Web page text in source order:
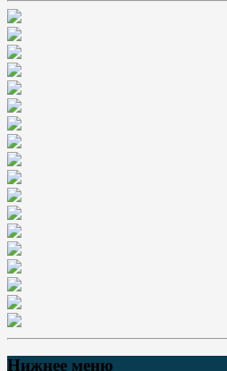
Нижнее меню